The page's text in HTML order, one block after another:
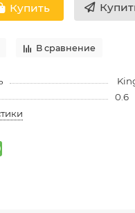
Купить
В сравнение
0.6